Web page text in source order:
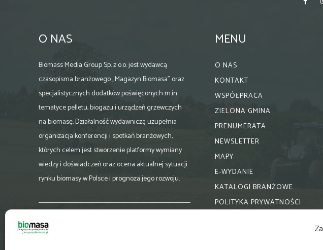
O NAS
Biomass Media Group Sp. z o.o. jest wydawcą
czasopisma branżowego „Magazyn Biomasa” oraz
specjalistycznych dodatków poświęconych m.in.
tematyce pelletu, biogazu i urządzeń grzewczych
na biomasę. Działalność wydawniczą uzupełnia
organizacja konferencji i spotkań branżowych,
których celem jest stworzenie platformy wymiany
wiedzy i doświadczeń oraz ocena aktualnej sytuacji
rynku biomasy w Polsce i prognoza jego rozwoju.
biuro@magazynbiomasa.pl
MENU
O NAS
KONTAKT
WSPÓŁPRACA
ZIELONA GMINA
PRENUMERATA
NEWSLETTER
MAPY
E-WYDANIE
KATALOGI BRANŻOWE
POLITYKA PRYWATNOŚCI